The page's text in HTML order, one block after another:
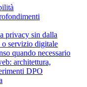
privacy sin dalla
servizio digitale
quando necessario
architettura,
DPO